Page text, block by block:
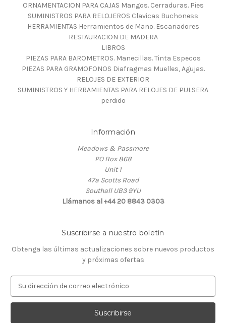
ORNAMENTACION PARA CAJAS Mangos. Cerraduras. Pies
SUMINISTROS PARA RELOJEROS Clavicas Buchoness
HERRAMIENTAS Herramientos de Mano. Escariadores
RESTAURACION DE MADERA
LIBROS
PIEZAS PARA BAROMETROS. Manecillas. Tinta Especos
PIEZAS PARA GRAMOFONOS Diafragmas Muelles, Agujas.
RELOJES DE EXTERIOR
SUMINISTROS Y HERRAMIENTAS PARA RELOJES DE PULSERA
perdido
Información
Meadows & Passmore
PO Box 868
Unit 1
47a Scotts Road
Southall UB3 9YU
Llámanos al +44 20 8843 0303
Suscribirse a nuestro boletín
Obtenga las últimas actualizaciones sobre nuevos productos
y próximas ofertas
r